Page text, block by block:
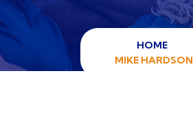
HOME
MIKE HARDSON